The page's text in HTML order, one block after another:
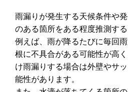
雨漏りが発生する天候条件や
のある箇所をある程度推測する
例えば、雨が降るたびに毎回
根に不具合がある可能性が高
け雨漏りする場合は外壁やサ
能性があります。